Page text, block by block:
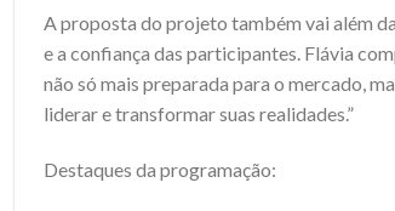
A proposta do projeto também vai além
e a confiança das participantes. Flávia
não só mais preparada para o mercado,
liderar e transformar suas realidades.”
Destaques da programação: